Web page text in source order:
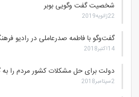
شخصیت گفت وگویی بوبر
22ژانویه2019
گفت‌وگو با فاطمه صدرعاملی در رادیو
14اکتبر2018
دولت برای حل مشکلات کشور مردم را
2سپتامبر2018